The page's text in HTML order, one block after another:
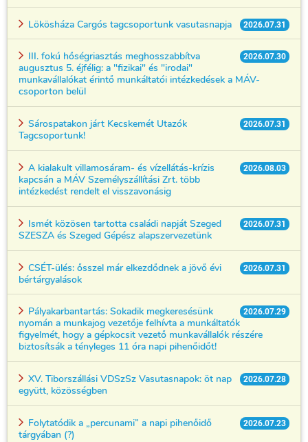
2026.07.31
Lökösháza Cargós tagcsoportunk vasutasnapja
2026.07.30
III. fokú hőségriasztás meghosszabbítva
augusztus 5. éjfélig: a "fizikai" és "irodai"
munkavállalókat érintő munkáltatói intézkedések a MÁV-
csoporton belül
2026.07.31
Sárospatakon járt Kecskemét Utazók
Tagcsoportunk!
2026.08.03
A kialakult villamosáram- és vízellátás-krízis
kapcsán a MÁV Személyszállítási Zrt. több
intézkedést rendelt el visszavonásig
2026.07.31
Ismét közösen tartotta családi napját Szeged
SZESZA és Szeged Gépész alapszervezetünk
2026.07.31
CSÉT-ülés: ősszel már elkezdődnek a jövő évi
bértárgyalások
2026.07.29
Pályakarbantartás: Sokadik megkeresésünk
nyomán a munkajog vezetője felhívta a munkáltatók
figyelmét, hogy a gépkocsit vezető munkavállalók részére
biztosítsák a tényleges 11 óra napi pihenőidőt!
2026.07.28
XV. Tiborszállási VDSzSz Vasutasnapok: öt nap
együtt, közösségben
2026.07.23
Folytatódik a „percunami” a napi pihenőidő
tárgyában (?)